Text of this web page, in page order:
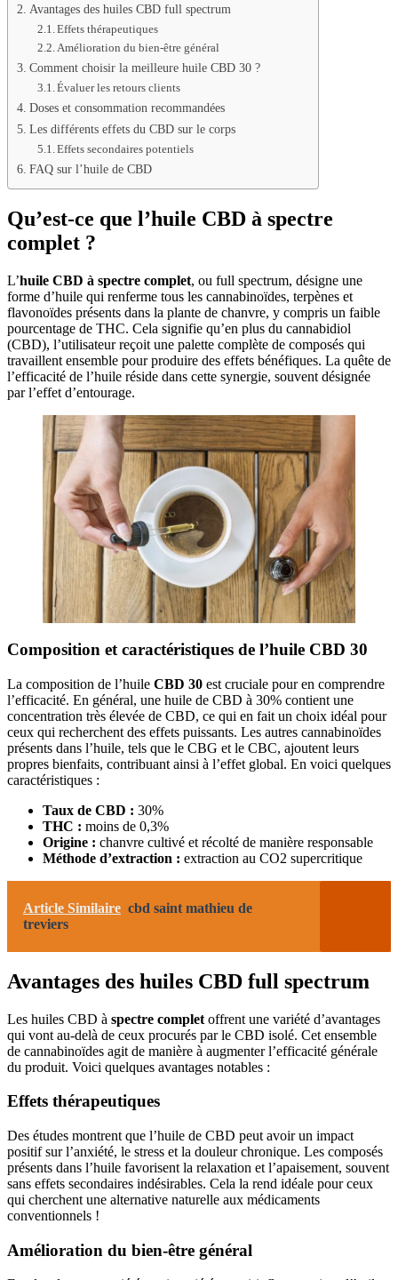
Avantages des huiles CBD full spectrum
Effets thérapeutiques
Amélioration du bien-être général
Comment choisir la meilleure huile CBD 30 ?
Évaluer les retours clients
Doses et consommation recommandées
Les différents effets du CBD sur le corps
Effets secondaires potentiels
FAQ sur l’huile de CBD
Qu’est-ce que l’huile CBD à spectre
complet ?
L’huile CBD à spectre complet, ou full spectrum, désigne une
forme d’huile qui renferme tous les cannabinoïdes, terpènes et
flavonoïdes présents dans la plante de chanvre, y compris un faible
pourcentage de THC. Cela signifie qu’en plus du cannabidiol
(CBD), l’utilisateur reçoit une palette complète de composés qui
travaillent ensemble pour produire des effets bénéfiques. La quête de
l’efficacité de l’huile réside dans cette synergie, souvent désignée
par l’effet d’entourage.
Composition et caractéristiques de l’huile CBD 30
La composition de l’huile CBD 30 est cruciale pour en comprendre
l’efficacité. En général, une huile de CBD à 30% contient une
concentration très élevée de CBD, ce qui en fait un choix idéal pour
ceux qui recherchent des effets puissants. Les autres cannabinoïdes
présents dans l’huile, tels que le CBG et le CBC, ajoutent leurs
propres bienfaits, contribuant ainsi à l’effet global. En voici quelques
caractéristiques :
Taux de CBD : 30%
THC : moins de 0,3%
Origine : chanvre cultivé et récolté de manière responsable
Méthode d’extraction : extraction au CO2 supercritique
Article Similaire cbd saint mathieu de
treviers
Avantages des huiles CBD full spectrum
Les huiles CBD à spectre complet offrent une variété d’avantages
qui vont au-delà de ceux procurés par le CBD isolé. Cet ensemble
de cannabinoïdes agit de manière à augmenter l’efficacité générale
du produit. Voici quelques avantages notables :
Effets thérapeutiques
Des études montrent que l’huile de CBD peut avoir un impact
positif sur l’anxiété, le stress et la douleur chronique. Les composés
présents dans l’huile favorisent la relaxation et l’apaisement, souvent
sans effets secondaires indésirables. Cela la rend idéale pour ceux
qui cherchent une alternative naturelle aux médicaments
conventionnels !
Amélioration du bien-être général